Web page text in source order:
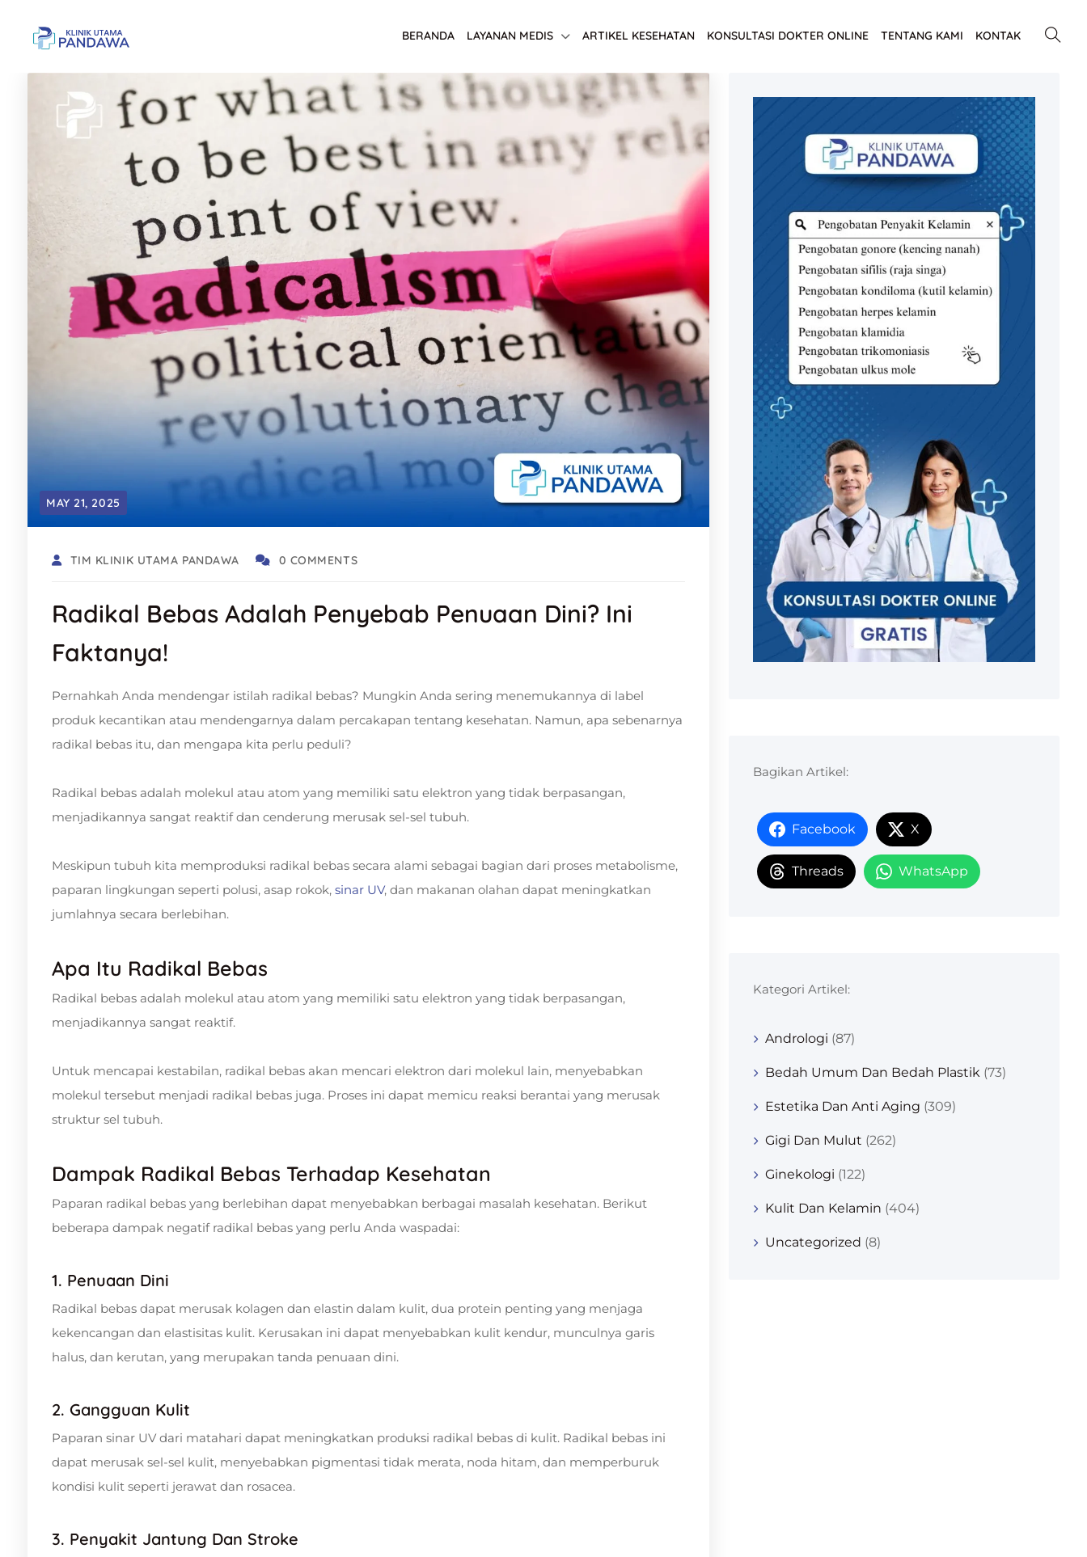
BERANDA LAYANAN MEDIS ARTIKEL KESEHATAN KONSULTASI DOKTER ONLINE TENTANG KAMI KONTAK
MAY 21, 2025
TIM KLINIK UTAMA PANDAWA 0 COMMENTS
Radikal Bebas Adalah Penyebab Penuaan Dini? Ini
Faktanya!
Pernahkah Anda mendengar istilah radikal bebas? Mungkin Anda sering menemukannya di label
produk kecantikan atau mendengarnya dalam percakapan tentang kesehatan. Namun, apa sebenarnya
radikal bebas itu, dan mengapa kita perlu peduli?
Radikal bebas adalah molekul atau atom yang memiliki satu elektron yang tidak berpasangan,
menjadikannya sangat reaktif dan cenderung merusak sel-sel tubuh.
Meskipun tubuh kita memproduksi radikal bebas secara alami sebagai bagian dari proses metabolisme,
paparan lingkungan seperti polusi, asap rokok, sinar UV, dan makanan olahan dapat meningkatkan
jumlahnya secara berlebihan.
Apa Itu Radikal Bebas
Radikal bebas adalah molekul atau atom yang memiliki satu elektron yang tidak berpasangan,
menjadikannya sangat reaktif.
Untuk mencapai kestabilan, radikal bebas akan mencari elektron dari molekul lain, menyebabkan
molekul tersebut menjadi radikal bebas juga. Proses ini dapat memicu reaksi berantai yang merusak
struktur sel tubuh.
Dampak Radikal Bebas Terhadap Kesehatan
Paparan radikal bebas yang berlebihan dapat menyebabkan berbagai masalah kesehatan. Berikut
beberapa dampak negatif radikal bebas yang perlu Anda waspadai:
1. Penuaan Dini
Radikal bebas dapat merusak kolagen dan elastin dalam kulit, dua protein penting yang menjaga
kekencangan dan elastisitas kulit. Kerusakan ini dapat menyebabkan kulit kendur, munculnya garis
halus, dan kerutan, yang merupakan tanda penuaan dini.
2. Gangguan Kulit
Paparan sinar UV dari matahari dapat meningkatkan produksi radikal bebas di kulit. Radikal bebas ini
dapat merusak sel-sel kulit, menyebabkan pigmentasi tidak merata, noda hitam, dan memperburuk
kondisi kulit seperti jerawat dan rosacea.
3. Penyakit Jantung Dan Stroke
Bagikan Artikel:
Facebook X
Threads WhatsApp
Kategori Artikel:
Andrologi (87)
Bedah Umum Dan Bedah Plastik (73)
Estetika Dan Anti Aging (309)
Gigi Dan Mulut (262)
Ginekologi (122)
Kulit Dan Kelamin (404)
Uncategorized (8)